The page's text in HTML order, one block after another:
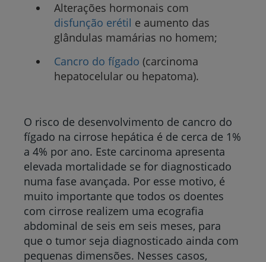
Alterações hormonais com
disfunção erétil e aumento das
glândulas mamárias no homem;
Cancro do fígado (carcinoma
hepatocelular ou hepatoma).
O risco de desenvolvimento de cancro do
fígado na cirrose hepática é de cerca de 1%
a 4% por ano. Este carcinoma apresenta
elevada mortalidade se for diagnosticado
numa fase avançada. Por esse motivo, é
muito importante que todos os doentes
com cirrose realizem uma ecografia
abdominal de seis em seis meses, para
que o tumor seja diagnosticado ainda com
pequenas dimensões. Nesses casos,